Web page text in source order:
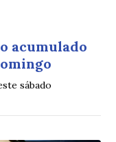
acumulado
sábado